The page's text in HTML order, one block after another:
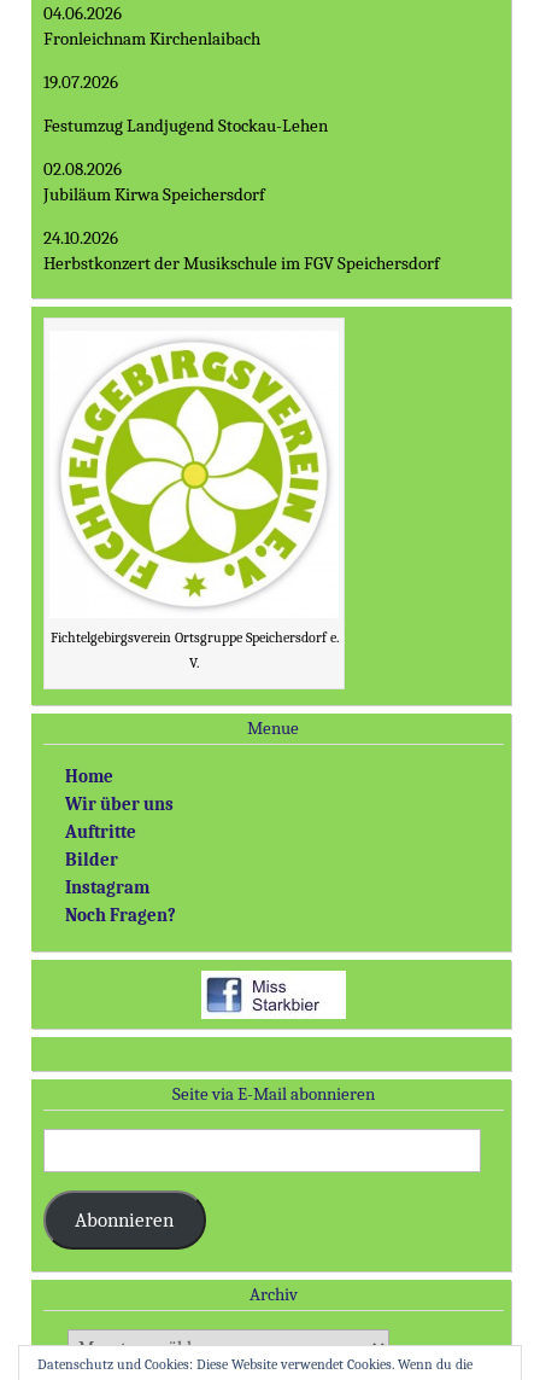
04.06.2026
Fronleichnam Kirchenlaibach
19.07.2026
Festumzug Landjugend Stockau-Lehen
02.08.2026
Jubiläum Kirwa Speichersdorf
24.10.2026
Herbstkonzert der Musikschule im FGV Speichersdorf
Fichtelgebirgsverein Ortsgruppe Speichersdorf e.
V.
Menue
Home
Wir über uns
Auftritte
Bilder
Instagram
Noch Fragen?
Seite via E-Mail abonnieren
Adresse:
Abonnieren
Archiv
Archiv
Datenschutz und Cookies: Diese Website verwendet Cookies. Wenn du die